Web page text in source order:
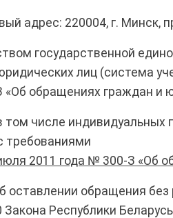
адрес: 220004, г. Минск,
государственной
лиц (система
обращениях граждан и
числе
требованиями
2011 года № 300-З «Об
оставлении обращения
Закона Республики